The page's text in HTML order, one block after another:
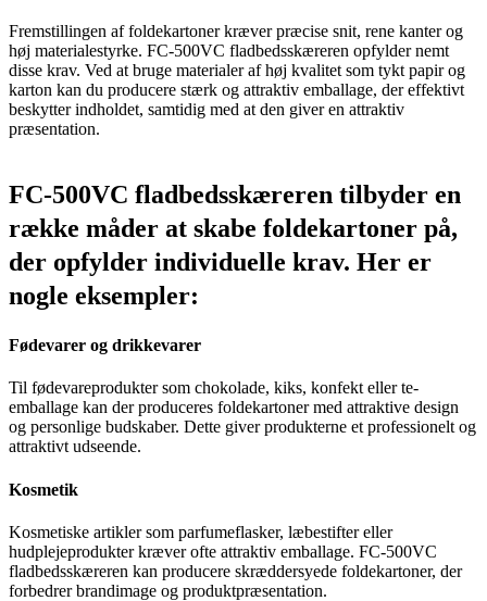
Fremstillingen af foldekartoner kræver præcise snit, rene kanter og
høj materialestyrke. FC-500VC fladbedsskæreren opfylder nemt
disse krav. Ved at bruge materialer af høj kvalitet som tykt papir og
karton kan du producere stærk og attraktiv emballage, der effektivt
beskytter indholdet, samtidig med at den giver en attraktiv
præsentation.
FC-500VC fladbedsskæreren tilbyder en
række måder at skabe foldekartoner på,
der opfylder individuelle krav. Her er
nogle eksempler:
Fødevarer og drikkevarer
Til fødevareprodukter som chokolade, kiks, konfekt eller te-
emballage kan der produceres foldekartoner med attraktive design
og personlige budskaber. Dette giver produkterne et professionelt og
attraktivt udseende.
Kosmetik
Kosmetiske artikler som parfumeflasker, læbestifter eller
hudplejeprodukter kræver ofte attraktiv emballage. FC-500VC
fladbedsskæreren kan producere skræddersyede foldekartoner, der
forbedrer brandimage og produktpræsentation.